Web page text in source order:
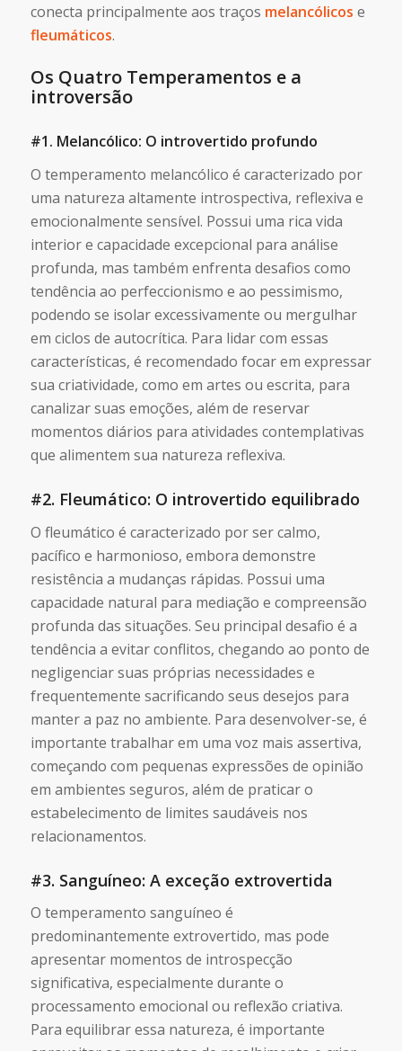
conecta principalmente aos traços melancólicos e
fleumáticos.
Os Quatro Temperamentos e a
introversão
#1. Melancólico: O introvertido profundo
O temperamento melancólico é caracterizado por
uma natureza altamente introspectiva, reflexiva e
emocionalmente sensível. Possui uma rica vida
interior e capacidade excepcional para análise
profunda, mas também enfrenta desafios como
tendência ao perfeccionismo e ao pessimismo,
podendo se isolar excessivamente ou mergulhar
em ciclos de autocrítica. Para lidar com essas
características, é recomendado focar em expressar
sua criatividade, como em artes ou escrita, para
canalizar suas emoções, além de reservar
momentos diários para atividades contemplativas
que alimentem sua natureza reflexiva.
#2. Fleumático: O introvertido equilibrado
O fleumático é caracterizado por ser calmo,
pacífico e harmonioso, embora demonstre
resistência a mudanças rápidas. Possui uma
capacidade natural para mediação e compreensão
profunda das situações. Seu principal desafio é a
tendência a evitar conflitos, chegando ao ponto de
negligenciar suas próprias necessidades e
frequentemente sacrificando seus desejos para
manter a paz no ambiente. Para desenvolver-se, é
importante trabalhar em uma voz mais assertiva,
começando com pequenas expressões de opinião
em ambientes seguros, além de praticar o
estabelecimento de limites saudáveis nos
relacionamentos.
#3. Sanguíneo: A exceção extrovertida
O temperamento sanguíneo é
predominantemente extrovertido, mas pode
apresentar momentos de introspecção
significativa, especialmente durante o
processamento emocional ou reflexão criativa.
Para equilibrar essa natureza, é importante